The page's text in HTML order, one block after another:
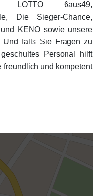
LOTTO 6aus49,
Die Sieger-Chance,
KENO sowie unsere
Und falls Sie Fragen zu
Personal hilft
freundlich und kompetent